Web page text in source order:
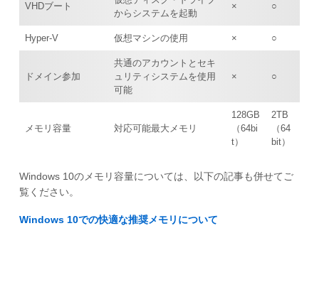
VHDブート
からシステムを起動
× ○
Hyper-V 仮想マシンの使用 × ○
ドメイン参加
共通のアカウントとセキ
ュリティシステムを使用
可能
× ○
メモリ容量 対応可能最大メモリ
128GB
（64bi
t）
2TB
（64
bit）
Windows 10のメモリ容量については、以下の記事も併せてご
覧ください。
Windows 10での快適な推奨メモリについて